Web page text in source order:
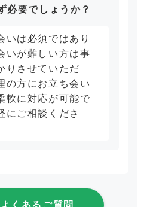
必要でしょうか？
いは必須ではあり
いが難しい方は事
りさせていただ
の方にお立ち会い
軟に対応が可能で
にご相談くださ
くあるご質問